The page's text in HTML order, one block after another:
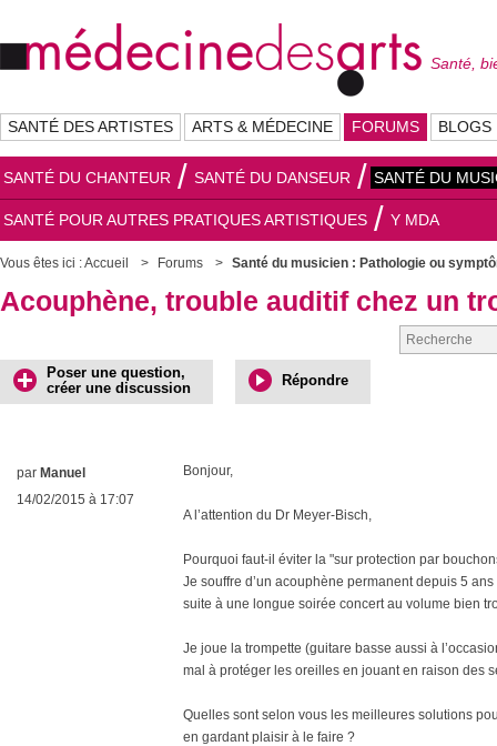
Santé,
SANTÉ DES ARTISTES ARTS & MÉDECINE FORUMS BLOGS
SANTÉ DU CHANTEUR SANTÉ DU DANSEUR SANTÉ DU
SANTÉ POUR AUTRES PRATIQUES ARTISTIQUES Y MDA
Vous êtes ici :Accueil Forums Santé du musicien : Pathologie ou
Acouphène, trouble auditif chez un
Poser une question,
créer une discussion
Répondre
par Manuel
14/02/2015 à 17:07
Bonjour,
A l’attention du Dr Meyer-Bisch,
Pourquoi faut-il éviter la "sur protection par
Je souffre d’un acouphène permanent depuis 5
suite à une longue soirée concert au volume bien
Je joue la trompette (guitare basse aussi à
mal à protéger les oreilles en jouant en raison des
Quelles sont selon vous les meilleures solutions
en gardant plaisir à le faire ?